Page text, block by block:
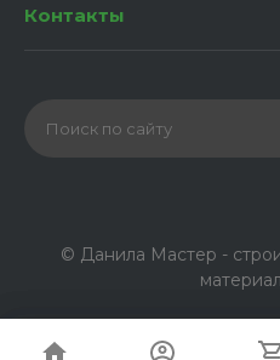
Контакты
© Данила Мастер -